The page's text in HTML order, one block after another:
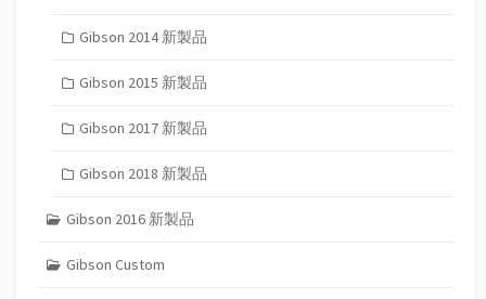
Gibson 2014 新製品
Gibson 2015 新製品
Gibson 2017 新製品
Gibson 2018 新製品
Gibson 2016 新製品
Gibson Custom